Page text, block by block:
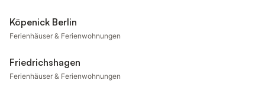
Köpenick Berlin
Ferienhäuser & Ferienwohnungen
Friedrichshagen
Ferienhäuser & Ferienwohnungen